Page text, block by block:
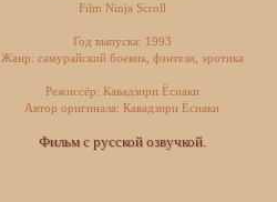
Film Ninja Scroll
Год выпуска: 1993
Жанр: самурайский боевик, фэнтези, эротика
Режиссёр: Кавадзири Ёсиаки
Автор оригинала: Кавадзири Ёсиаки
Фильм с русской озвучкой.